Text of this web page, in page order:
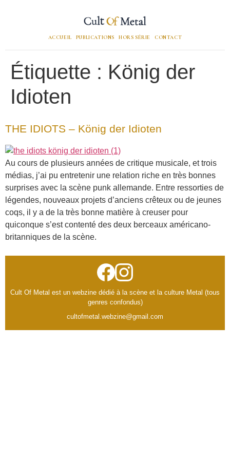
ACCUEIL PUBLICATIONS HORS SÉRIE CONTACT
Étiquette : König der
Idioten
THE IDIOTS – König der Idioten
Au cours de plusieurs années de critique musicale, et trois
médias, j’ai pu entretenir une relation riche en très bonnes
surprises avec la scène punk allemande. Entre ressorties de
légendes, nouveaux projets d’anciens crêteux ou de jeunes
coqs, il y a de la très bonne matière à creuser pour
quiconque s’est contenté des deux berceaux américano-
britanniques de la scène.
Cult Of Metal est un webzine dédié à la scène et la culture Metal (tous
genres confondus)
cultofmetal.webzine@gmail.com